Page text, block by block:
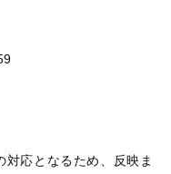
応となるため、反映ま